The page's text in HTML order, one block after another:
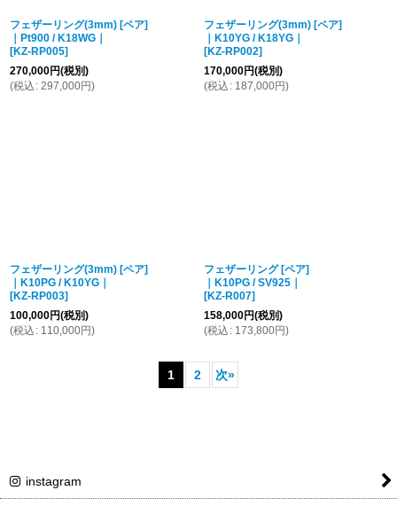
フェザーリング(3mm) [ペア]
｜Pt900 / K18WG｜
[KZ-RP005]
270,000円(税別)
(税込 : 297,000円)
フェザーリング(3mm) [ペア]
｜K10YG / K18YG｜
[KZ-RP002]
170,000円(税別)
(税込 : 187,000円)
フェザーリング(3mm) [ペア]
｜K10PG / K10YG｜
[KZ-RP003]
100,000円(税別)
(税込 : 110,000円)
フェザーリング [ペア]
｜K10PG / SV925｜
[KZ-R007]
158,000円(税別)
(税込 : 173,800円)
1 2 次»
instagram